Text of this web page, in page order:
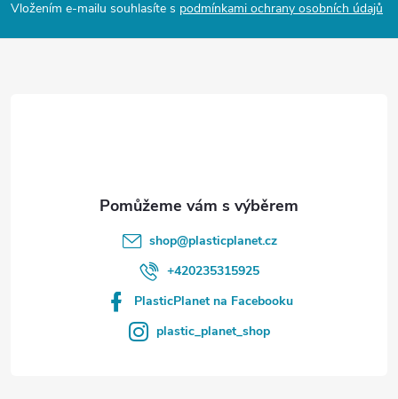
p
a
Vložením e-mailu souhlasíte s podmínkami ochrany osobních údajů
shop@plasticplanet.cz
+420235315925
PlasticPlanet na Facebooku
plastic_planet_shop